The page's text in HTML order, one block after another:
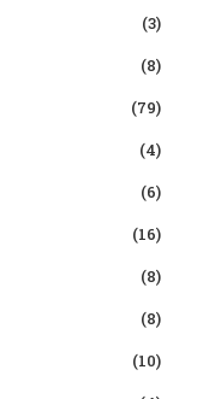
(3)
(8)
(79)
(4)
(6)
(16)
(8)
(8)
(10)